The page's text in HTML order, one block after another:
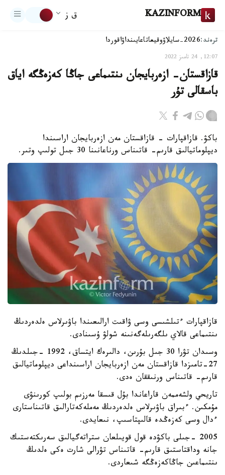
KAZINFORM ق ز
ترەند:2026-سايلاۋ وقيعاتاعايىنداۋاقوردا
12:07, 24 تامىز 2022
قازاقستان- ازەربايجان ىنتىماعى جاڭا كەزەڭگە اياق
باسقالى تۇر
باكۋ. قازاقپارات - قازاقستان مەن ازەربايجان اراسىندا
ديپلوماتيالىق قارىم- قاتىناس ورناعانىنا 30 جىل تولىپ وتىر.
قازاقپارات ءتىلشىسى وسى ۋاقىت ارالىعىندا باۋىرلاس ەلدەردىڭ
ىنتىماعى قالاي ىلگەرىلەگەنىنە شولۋ ۇسىنادى.
وسىدان تۋرا 30 جىل بۇرىن، دالىرەك ايتساق، 1992 -جىلدىڭ
27-تامىزدا قازاقستان مەن ازەربايجان اراسىنداعى ديپلوماتيالىق
قارىم- قاتىناس ورنىققان ەدى.
تاريحي ولشەممەن قاراعاندا بۇل قىسقا مەرزىم بولىپ كورىنۋى
مۇمكىن. ءبىراق باۋىرلاس ەلدەردىڭ مەملەكەتارالىق قاتىناستارى
ءدال وسى كەزەڭدە قالىپتاسىپ، نىعايدى.
2005 -جىلى باكۋدە قول قويىلعان ستراتەگيالىق سەرىكتەستىك
جانە وداقتاستىق قارىم- قاتىناس تۋرالى شارت ەكى ەلدىڭ
ىنتىماعىن جاڭاكەزەڭگە شىعاردى.